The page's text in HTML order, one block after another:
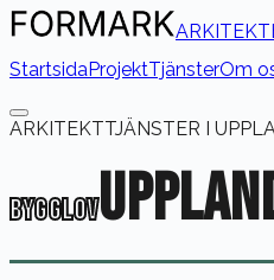
StartsidaProjektTjänsterOm
ARKITEKTTJÄNSTER I
BYGGLOV